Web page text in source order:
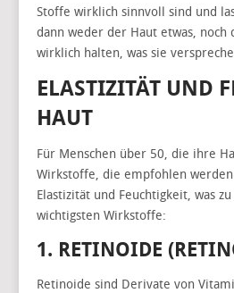
Stoffe wirklich sinnvoll sind und
dann weder der Haut etwas,
wirklich halten, was sie
ELASTIZITÄT UND
HAUT
Für Menschen über 50, die ihre
Wirkstoffe, die empfohlen
Elastizität und Feuchtigkeit, was
wichtigsten Wirkstoffe:
1. RETINOIDE
Retinoide sind Derivate von